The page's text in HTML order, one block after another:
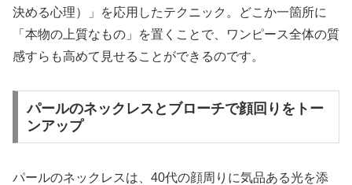
決める心理）」を応用したテクニック。どこか一箇所に
「本物の上質なもの」を置くことで、ワンピース全体の質
感すらも高めて見せることができるのです。
パールのネックレスとブローチで顔回りをトー
ンアップ
パールのネックレスは、40代の顔周りに気品ある光を添